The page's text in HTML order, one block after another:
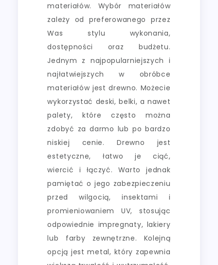
materiałów. Wybór materiałów
zależy od preferowanego przez
Was stylu wykonania,
dostępności oraz budżetu.
Jednym z najpopularniejszych i
najłatwiejszych w obróbce
materiałów jest drewno. Możecie
wykorzystać deski, belki, a nawet
palety, które często można
zdobyć za darmo lub po bardzo
niskiej cenie. Drewno jest
estetyczne, łatwo je ciąć,
wiercić i łączyć. Warto jednak
pamiętać o jego zabezpieczeniu
przed wilgocią, insektami i
promieniowaniem UV, stosując
odpowiednie impregnaty, lakiery
lub farby zewnętrzne. Kolejną
opcją jest metal, który zapewnia